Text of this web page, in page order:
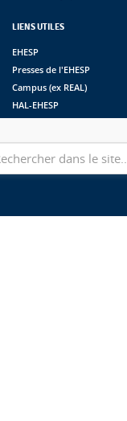
LIENS UTILES
EHESP
Presses de l'EHESP
Campus (ex REAL)
HAL-EHESP
Suivez les